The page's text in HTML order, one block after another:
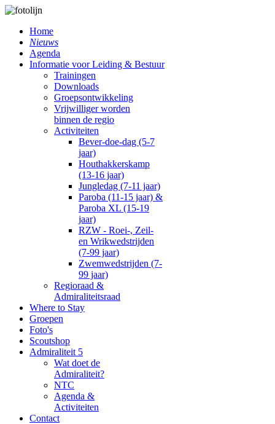
Home
Nieuws
Agenda
Informatie voor Leiding & Bestuur
Trainingen
Downloads
Groepsontwikkeling
Vrijwilliger worden
binnen de regio
Activiteiten
Bever-doe-dag (5-7
jaar)
Houthakkerskamp
(13-16 jaar)
Jungledag (7-11 jaar)
Paroba (11-15 jaar) &
Paroba XL (15-19
jaar)
RZW - Roei-, Zeil-
en Wrikwedstrijden
(7-99 jaar)
Zwemwedstrijden (7-
99 jaar)
Regioraad &
Admiraliteitsraad
Where to Stay
Groepen
Foto's
Scoutshop
Admiraliteit 5
Wat doet de
Admiraliteit?
NTC
Agenda &
Activiteiten
Contact